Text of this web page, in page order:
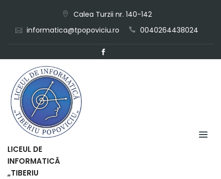
content
Calea Turzii nr. 140-142
informatica@tpopoviciu.ro
0040264438024
LICEUL DE
INFORMATICĂ
„TIBERIU